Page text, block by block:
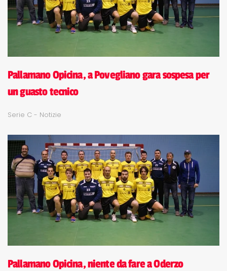
Pallamano Opicina, a Povegliano gara sospesa per
un guasto tecnico
Serie C - Notizie
Pallamano Opicina, niente da fare a Oderzo